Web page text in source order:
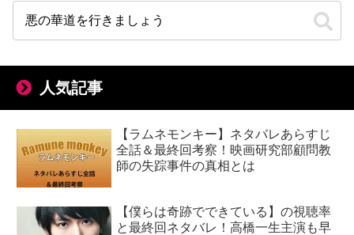
人気記事
【ラムネモンキー】ネタバレあらすじ
全話＆最終回考察！映画研究部顧問教
師の失踪事件の真相とは
【僕らは奇跡でできている】の視聴率
と最終回ネタバレ！高橋一生主演も早